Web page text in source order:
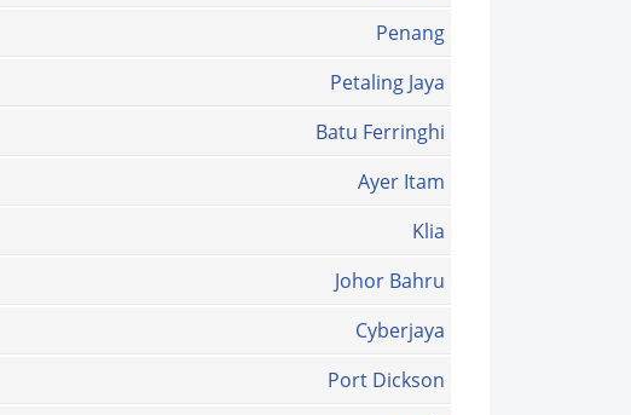
Penang
Petaling Jaya
Batu Ferringhi
Ayer Itam
Klia
Johor Bahru
Cyberjaya
Port Dickson